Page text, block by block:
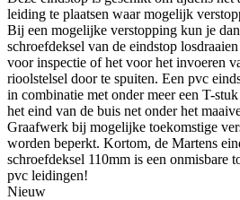
leiding te plaatsen waar mogelijk
Bij een mogelijke verstopping kun je
schroefdeksel van de eindstop
voor inspectie of het voor het invoeren
rioolstelsel door te spuiten. Een pvc
in combinatie met onder meer een T-
het eind van de buis net onder het
Graafwerk bij mogelijke toekomstige
worden beperkt. Kortom, de Martens
schroefdeksel 110mm is een onmisbare
pvc leidingen!
Nieuw